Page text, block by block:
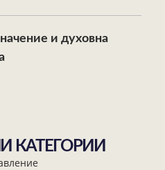
и духовна
КАТЕГОРИИ